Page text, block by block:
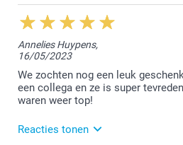
27/02/2024
13:12
Beste Christel,
Bedankt voor jouw leuke 5
vonden het fijn jouw
Vriendelijke groet!
Nathalie @smartphoto
Annelies Huypens,
16/05/2023
We zochten nog een leuk
een collega en ze is super
waren weer top!
Reacties tonen